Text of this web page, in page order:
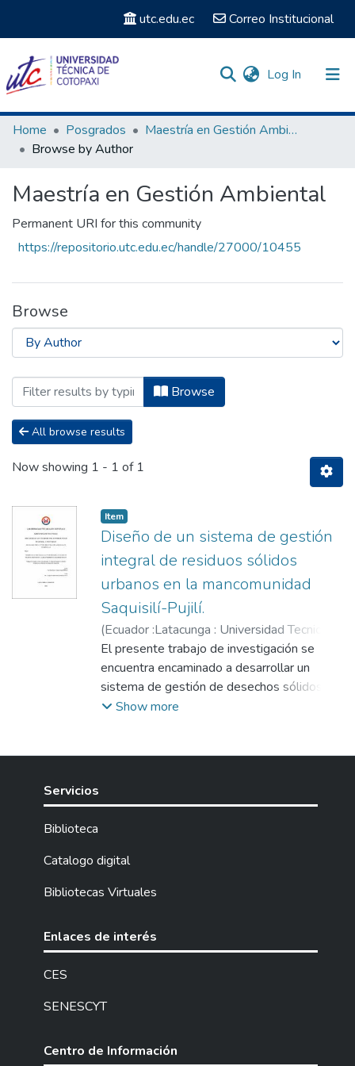
utc.edu.ec Correo Institucional
Log In (current)
Communities & Collections
Home Posgrados
Maestría en Gestión Ambiental
Browse by Author
Maestría en Gestión Ambiental
Permanent URI for this community
https://repositorio.utc.edu.ec/handle/27000/10455
Browse
Browsing Maestría en Gestión
Browse
All browse results
Now showing 1 - 1 of 1
Item
Diseño de un sistema de gestión
integral de residuos sólidos
urbanos en la mancomunidad
Saquisilí-Pujilí.
(Ecuador :Latacunga : Universidad Tecnica
de Cotopaxi (UTC), 2023-07)Guachamín
López, Ángel Willians;Clavijo Cevallos,
Manuel Patricio
El presente trabajo de investigación se
encuentra encaminado a desarrollar un
sistema de gestión de desechos sólidos
urbanos para los Cantones Saquisilí y Pujilí
sociales, culturales ,económicos esto con el
y potencializar la gestión de manejo de
para el proceso de construcción de este
cualitativa, de campo, descriptiva y
bibliografía mediante ellas se logró los
cobertura de servicios la caracterización de
finalmente el desarrollo de la propuesta
Show more
Servicios
Biblioteca
Catalogo digital
Bibliotecas Virtuales
Enlaces de interés
CES
SENESCYT
Centro de Información